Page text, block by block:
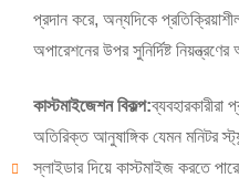
প্রদান করে, অন্যদিকে
অপারেশনের উপর সুনির্দিষ্ট
কাস্টমাইজেশন বিকল্প:ব্যবহারকারীরা
অতিরিক্ত আনুষাঙ্গিক যেমন মনিটর
স্লাইডার দিয়ে কাস্টমাইজ করতে
আমি
CHARM এর গ্রাহক
আপনার পরিচয় যাচাই করুন
আপনি প্রকৃত CHARM-এর গ্রাহক
আপনার বর্তমান কাজের ইমেল ঠিকানাটি